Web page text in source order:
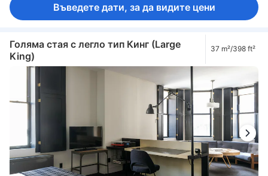
Въведете дати, за да видите цени
Голяма стая с легло тип Кинг (Large
King)
37 m²/398 ft²